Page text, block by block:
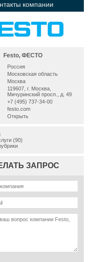
компании
Festo, ФЕСТО
Россия
Московская область
Москва
119607, г. Москва,
Мичуринский просп., д. 49
+7 (495) 737-34-00
festo.com
Открыть
(90)
ЗАПРОС